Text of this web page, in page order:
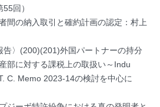
回）
間の納入取引と確約計画の認定：村上
告〉(200)(201)外国パートナーの持分
部に対する課税上の取扱い～Indu
C. Memo 2023-14の検討を中心に